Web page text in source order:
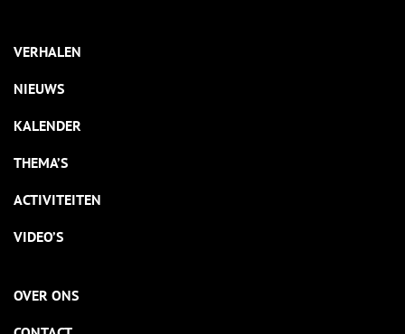
VERHALEN
NIEUWS
KALENDER
THEMA’S
ACTIVITEITEN
VIDEO’S
OVER ONS